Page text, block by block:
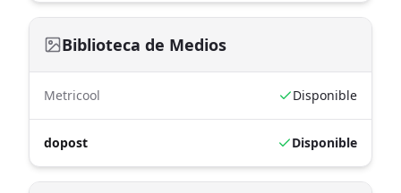
Biblioteca de Medios
Metricool Disponible
dopost Disponible